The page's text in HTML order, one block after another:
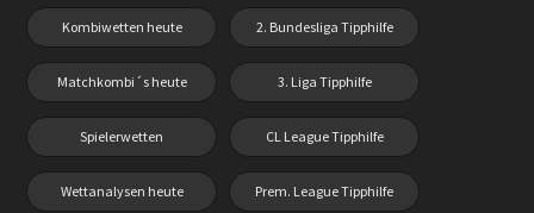
Kombiwetten heute
Matchkombi´s heute
Spielerwetten
Wettanalysen heute
2. Bundesliga Tipphilfe
3. Liga Tipphilfe
CL League Tipphilfe
Prem. League Tipphilfe